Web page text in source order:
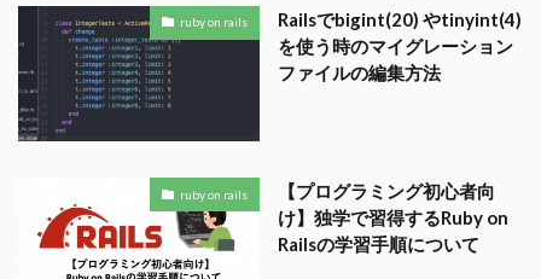
ruby on rails
Railsでbigint(20) やtinyint(4)
を使う時のマイグレーション
ファイルの編集方法
ruby on rails
【プログラミング初心者向
け】独学で習得するRuby on
Railsの学習手順について